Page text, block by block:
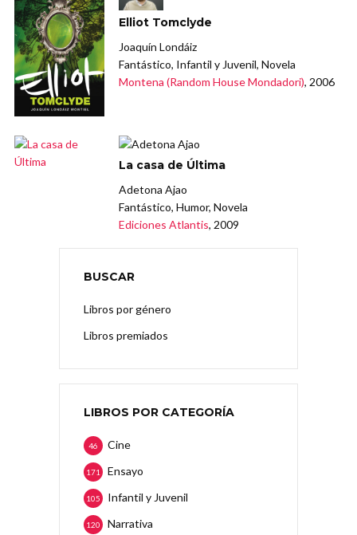
Elliot Tomclyde
Joaquín Londáiz
Fantástico, Infantil y Juvenil, Novela
Montena (Random House Mondadori), 2006
La casa de Última
Adetona Ajao
Fantástico, Humor, Novela
Ediciones Atlantis, 2009
BUSCAR
Libros por género
Libros premiados
LIBROS POR CATEGORÍA
Cine
46
Ensayo
171
Infantil y Juvenil
105
Narrativa
120